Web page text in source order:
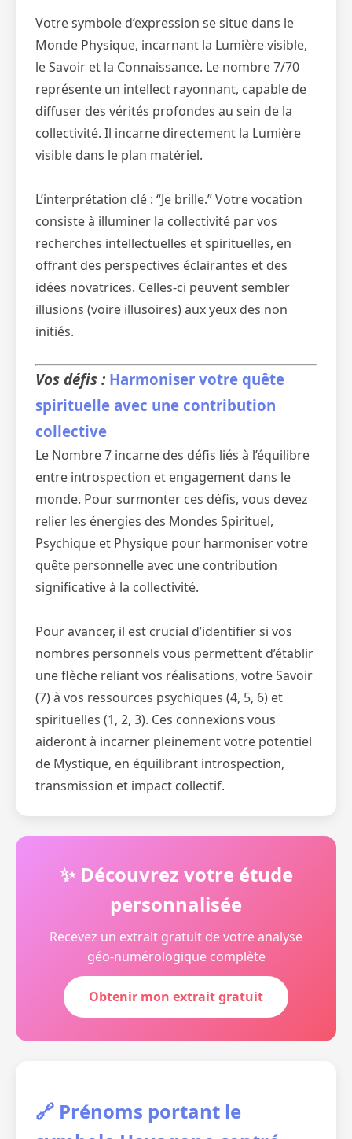
Votre symbole d’expression se situe dans le
Monde Physique, incarnant la Lumière visible,
le Savoir et la Connaissance. Le nombre 7/70
représente un intellect rayonnant, capable de
diffuser des vérités profondes au sein de la
collectivité. Il incarne directement la Lumière
visible dans le plan matériel.
L’interprétation clé : “Je brille.” Votre vocation
consiste à illuminer la collectivité par vos
recherches intellectuelles et spirituelles, en
offrant des perspectives éclairantes et des
idées novatrices. Celles-ci peuvent sembler
illusions (voire illusoires) aux yeux des non
initiés.
Vos défis : Harmoniser votre quête
spirituelle avec une contribution
collective
Le Nombre 7 incarne des défis liés à l’équilibre
entre introspection et engagement dans le
monde. Pour surmonter ces défis, vous devez
relier les énergies des Mondes Spirituel,
Psychique et Physique pour harmoniser votre
quête personnelle avec une contribution
significative à la collectivité.
Pour avancer, il est crucial d’identifier si vos
nombres personnels vous permettent d’établir
une flèche reliant vos réalisations, votre Savoir
(7) à vos ressources psychiques (4, 5, 6) et
spirituelles (1, 2, 3). Ces connexions vous
aideront à incarner pleinement votre potentiel
de Mystique, en équilibrant introspection,
transmission et impact collectif.
✨ Découvrez votre étude
personnalisée
Recevez un extrait gratuit de votre analyse
géo-numérologique complète
Obtenir mon extrait gratuit
🔗 Prénoms portant le